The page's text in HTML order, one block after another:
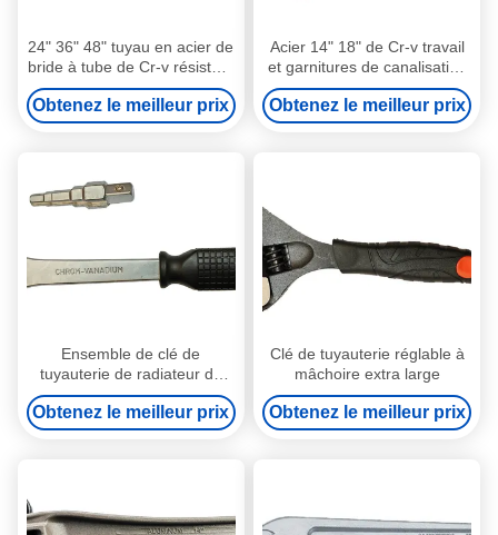
24" 36" 48" tuyau en acier de
bride à tube de Cr-v résistant
de clé fermement pour éviter
le glissement
Obtenez le meilleur prix
Acier 14" 18" de Cr-v travail
et garnitures de canalisation
de revêtement de poudre de
clé à tube de Stillson
Obtenez le meilleur prix
Ensemble de clé de
tuyauterie de radiateur de
raquette
Obtenez le meilleur prix
Clé de tuyauterie réglable à
mâchoire extra large
Obtenez le meilleur prix